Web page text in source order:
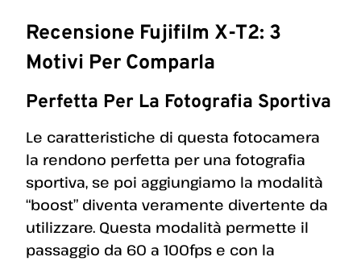
Recensione Fujifilm X-T2: 3
Motivi Per Comparla
Perfetta Per La Fotografia Sportiva
Le caratteristiche di questa fotocamera
la rendono perfetta per una fotografia
sportiva, se poi aggiungiamo la modalità
“boost” diventa veramente divertente da
utilizzare. Questa modalità permette il
passaggio da 60 a 100fps e con la